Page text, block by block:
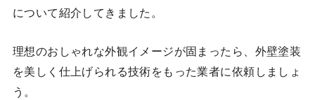
について紹介してきました。
理想のおしゃれな外観イメージが固まったら、外壁塗装
を美しく仕上げられる技術をもった業者に依頼しましょ
う。